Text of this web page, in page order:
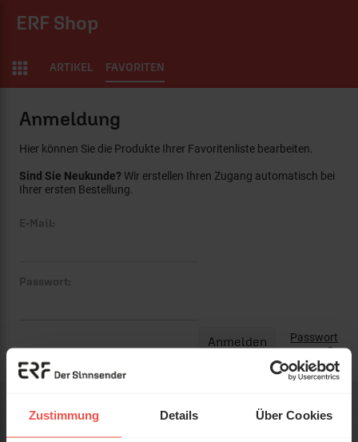
Zustimmung Details Über Cookies
ERF Shop
ARTIKEL FAVORITEN
Anmeldung
Hier können Sie die Produkte Ihrer Favoritenliste bearbeiten.
Sind Sie Neukunde? Wir erstellen Ihren Zugang automatisch bei
Ihrer ersten Bestellung.
E-Mail:
Passwort:
Passwort
vergessen?